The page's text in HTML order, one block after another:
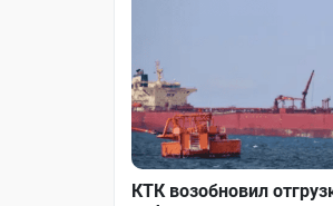
КТК возобновил